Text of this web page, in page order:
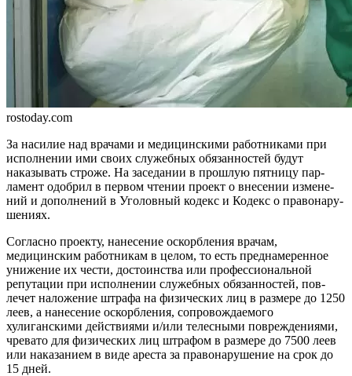
rostoday.com
За насилие над врачами и медицинскими работниками при
исполнении ими своих слу­жебных обязанностей будут
наказывать строже. На заседа­нии в прошлую пятницу пар­
ламент одобрил в первом чте­нии проект о внесении измене­
ний и дополнений в Уголовный кодекс и Кодекс о правонару­
шениях.
Согласно проекту, нанесение оскорбления врачам,
медицинским работникам в целом, то есть преднамеренное
унижение их чести, достоинства или професси­ональной
репутации при исполне­нии служебных обязанностей, пов­
лечет наложение штрафа на физи­ческих лиц в размере до 1250
леев, а нанесение оскорбления, сопро­вождаемого
хулиганскими дейс­твиями и/или телесными повреж­дениями,
чревато для физичес­ких лиц штрафом в размере до 7500 леев
или наказанием в виде ареста за правонарушение на срок до
15 дней.